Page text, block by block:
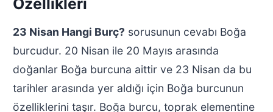
Özellikleri
23 Nisan Hangi Burç? sorusunun cevabı Boğa
burcudur. 20 Nisan ile 20 Mayıs arasında
doğanlar Boğa burcuna aittir ve 23 Nisan da bu
tarihler arasında yer aldığı için Boğa burcunun
özelliklerini taşır. Boğa burcu, toprak elementine